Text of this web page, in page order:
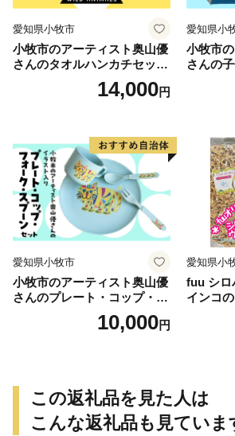
愛知県小牧市
小牧市のアーティスト奥山優
さんのタオルハンカチセット
WILD ANIMALS 小牧市制70
14,000円
愛知県小
小牧市
さんの
牧市制
愛知県小牧市
小牧市のアーティスト奥山優
さんのプレート・コップ・フ
ォーク・スプーン セット 小
牧市制70周年記念10,000円
愛知県小
fuu シロ
インコ
この返礼品を見た人は
こんな返礼品も見ていま